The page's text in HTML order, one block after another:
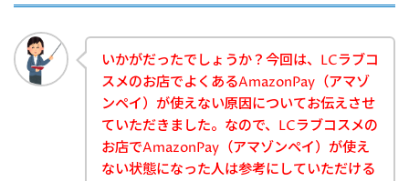
いかがだったでしょうか？今回は、LCラブコ
スメのお店でよくあるAmazonPay（アマゾ
ンペイ）が使えない原因についてお伝えさせ
ていただきました。なので、LCラブコスメの
お店でAmazonPay（アマゾンペイ）が使え
ない状態になった人は参考にしていただける